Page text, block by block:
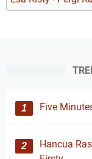
Five
Hancua